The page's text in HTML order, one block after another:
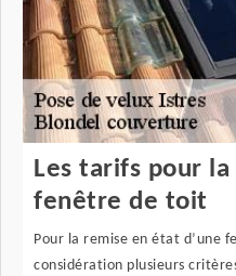
Les tarifs pour la
fenêtre de toit
Pour la remise en état d’une
considération plusieurs